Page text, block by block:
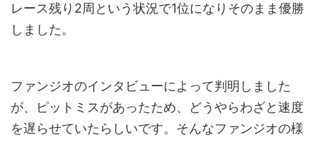
レース残り2周という状況で1位になりそのまま優勝
しました。
ファンジオのインタビューによって判明しました
が、ピットミスがあったため、どうやらわざと速度
を遅らせていたらしいです。そんなファンジオの様